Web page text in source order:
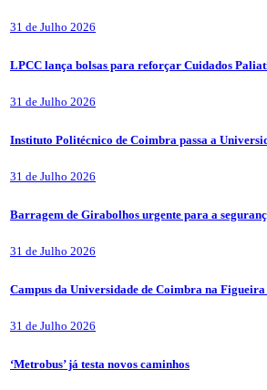
31 de Julho 2026
LPCC lança bolsas para reforçar Cuidados
31 de Julho 2026
Instituto Politécnico de Coimbra passa a
31 de Julho 2026
Barragem de Girabolhos urgente para a
31 de Julho 2026
Campus da Universidade de Coimbra na
31 de Julho 2026
‘Metrobus’ já testa novos caminhos